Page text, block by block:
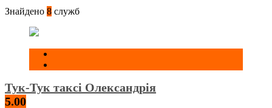
Знайдено 8 служб
Тук-Тук таксі Олександрія
5.00